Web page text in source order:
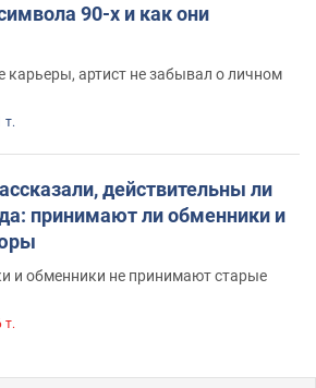
90-х и как они
карьеры, артист не забывал о личном
т.
действительны ли
принимают ли обменники и
и обменники не принимают старые
т.